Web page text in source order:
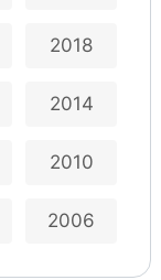
2018
2014
2010
2006